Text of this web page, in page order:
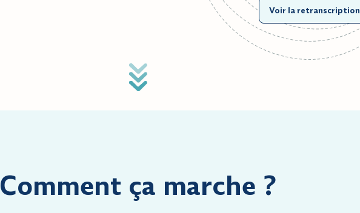
Voir la retranscription
Comment ça marche ?